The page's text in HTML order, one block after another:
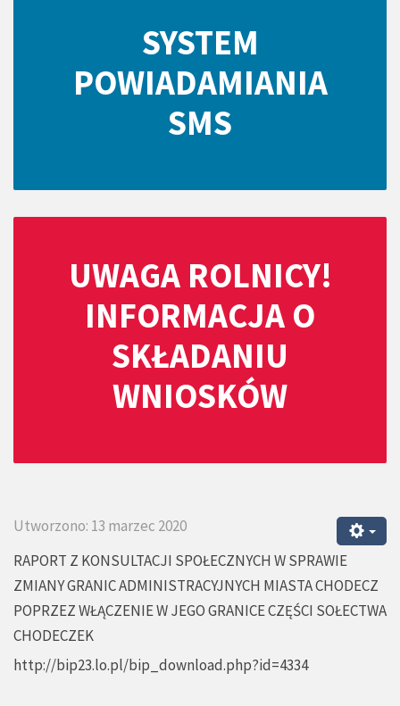
SYSTEM
POWIADAMIANIA
SMS
UWAGA ROLNICY!
INFORMACJA O
SKŁADANIU
WNIOSKÓW
Utworzono: 13 marzec 2020
RAPORT Z KONSULTACJI SPOŁECZNYCH W SPRAWIE
ZMIANY GRANIC ADMINISTRACYJNYCH MIASTA CHODECZ
POPRZEZ WŁĄCZENIE W JEGO GRANICE CZĘŚCI SOŁECTWA
CHODECZEK
http://bip23.lo.pl/bip_download.php?id=4334